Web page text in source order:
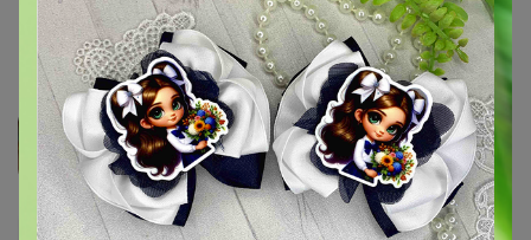
Члены клуба
Жемчужина 94
Жемчужина 94
Великий магистр